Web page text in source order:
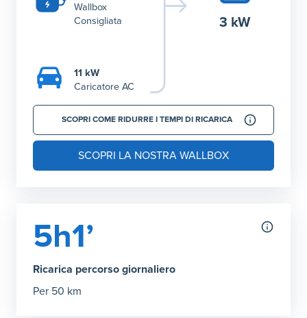
Wallbox
Consigliata
11 kW
Caricatore AC
3 kW
SCOPRI COME RIDURRE I TEMPI DI RICARICA
SCOPRI LA NOSTRA WALLBOX
5h1’
Ricarica percorso giornaliero
Per 50 km